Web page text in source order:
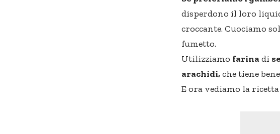
disperdono il loro
croccante. Cuociamo
fumetto.
Utilizziamo farinadi
arachidi,che tiene
E ora vediamo la